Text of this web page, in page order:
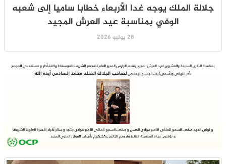
جلالة الملك يوجه غدا الأربعاء خطابا ساميا إلى شعبه
الوفي بمناسبة عيد العرش المجيد
28 يوليو 2026